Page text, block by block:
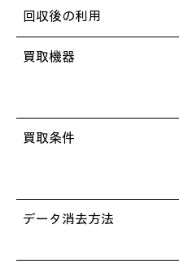
回収後の利用
買取機器
買取条件
データ消去方法